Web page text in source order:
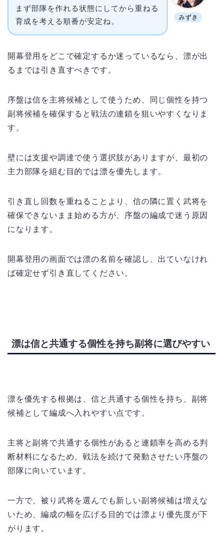
みずき
まず部隊を作れる状態にしてから重ねる
育成を考える順番が安定ね。
開幕登用をどこで確定するか迷っているなら、漂が出
るまでは引き直すべきです。
序盤は信を主将候補として使うため、同じ個性を持つ
副将候補を確保すると戦法の連鎖を狙いやすくなりま
す。
壁には支援や調達で使う選択肢がありますが、最初の
主力部隊を組む目的では漂を優先します。
引き直し回数を重ねることより、信の隣に置く武将を
確保できないまま始める方が、序盤の編成で迷う原因
になります。
開幕登用の画面では漂の名前を確認し、出ていなけれ
ば確定せず引き直してください。
漂は信と共通する個性を持ち副将に選びやすい
漂を優先する根拠は、信と共通する個性を持ち、副将
候補として編成へ入れやすい点です。
主将と副将で共通する個性があると連鎖率を高める判
断材料になるため、戦法を続けて発動させたい序盤の
部隊に向いています。
一方で、被り武将を選んでも新しい副将候補は増えな
いため、編成の幅を広げる目的では漂より優先度が下
がります。